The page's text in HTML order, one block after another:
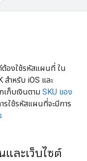
ต้องใช้รหัสแผนที่ ใน
สำหรับ iOS และ
เก็บเงินตาม SKU ของ
ใช้รหัสแผนที่จะมีการ
ละเว็บไซต์